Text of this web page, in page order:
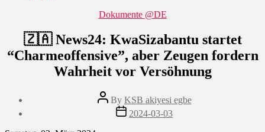
Categories
Dokumente @DE
🇿🇦 News24: KwaSizabantu startet
“Charmeoffensive”, aber Zeugen fordern
Wahrheit vor Versöhnung
Post
author
By KSB akiyesi egbe
Post
date
2024-03-03